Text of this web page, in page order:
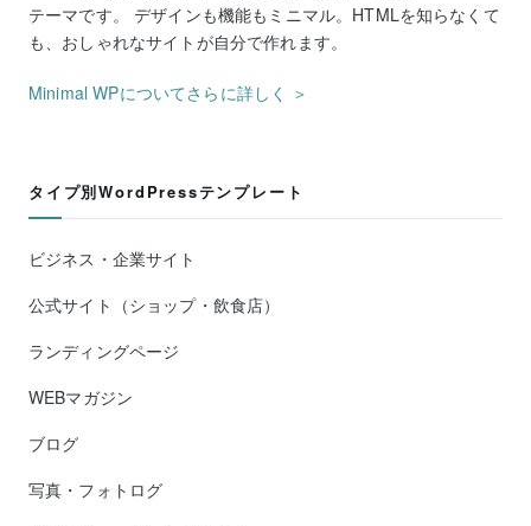
テーマです。 デザインも機能もミニマル。HTMLを知らなくて
も、おしゃれなサイトが自分で作れます。
Minimal WPについてさらに詳しく ＞
タイプ別WordPressテンプレート
ビジネス・企業サイト
公式サイト（ショップ・飲食店）
ランディングページ
WEBマガジン
ブログ
写真・フォトログ